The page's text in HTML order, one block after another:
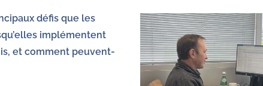
défis que les
implémentent
et comment peuvent-